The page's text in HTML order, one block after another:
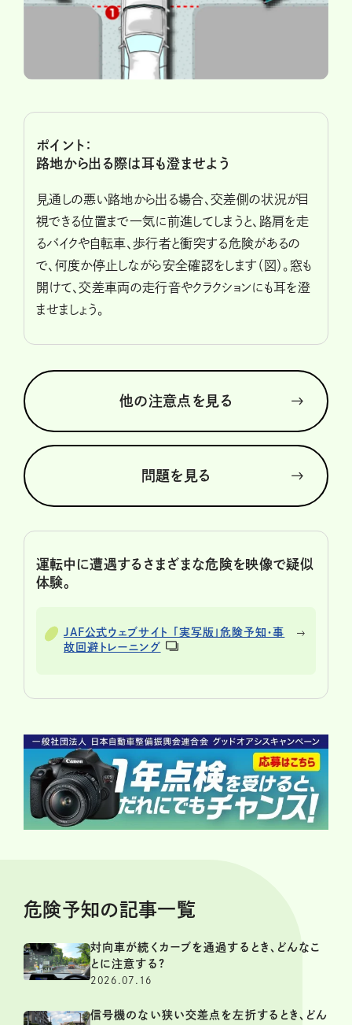
ポイント：
路地から出る際は耳も澄ませよう
見通しの悪い路地から出る場合、交差側の状況が目
視できる位置まで一気に前進してしまうと、路肩を走
るバイクや自転車、歩行者と衝突する危険があるの
で、何度か停止しながら安全確認をします（図）。窓も
開けて、交差車両の走行音やクラクションにも耳を澄
ませましょう。
他の注意点を見る
問題を見る
運転中に遭遇するさまざまな危険を映像で疑似
体験。
JAF公式ウェブサイト 「実写版」危険予知・事
故回避トレーニング
危険予知の記事一覧
対向車が続くカーブを通過するとき、どんなこ
とに注意する?
2026.07.16
信号機のない狭い交差点を左折するとき、どん